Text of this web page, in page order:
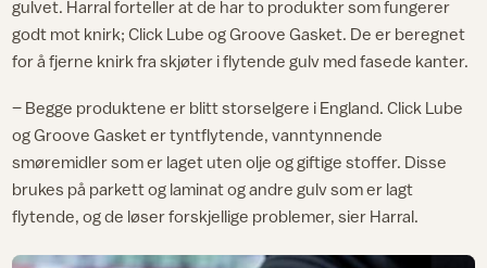
gulvet. Harral forteller at de har to produkter som fungerer
godt mot knirk; Click Lube og Groove Gasket. De er beregnet
for å fjerne knirk fra skjøter i flytende gulv med fasede kanter.
– Begge produktene er blitt storselgere i England. Click Lube
og Groove Gasket er tyntflytende, vanntynnende
smøremidler som er laget uten olje og giftige stoffer. Disse
brukes på parkett og laminat og andre gulv som er lagt
flytende, og de løser forskjellige problemer, sier Harral.